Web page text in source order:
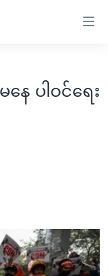
နေ ပါဝင်ရေး